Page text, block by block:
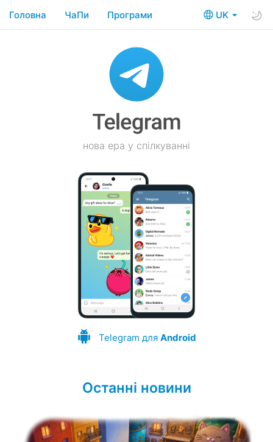
UK
Головна ЧаПи Програми
нова ера у спілкуванні
Telegram для Android
Останні новини